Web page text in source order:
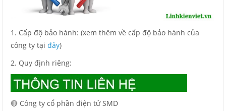
1. Cấp độ bảo hành: (xem thêm về cấp độ bảo hành của
công ty tại đây)
2. Quy định riêng:
🔴 Công ty cổ phần điện tử SMD